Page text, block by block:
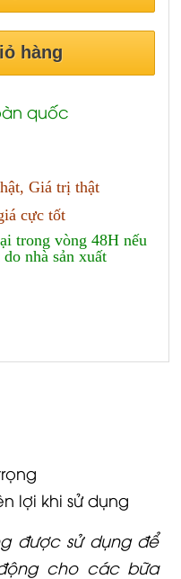
hàng
quốc
Giá trị thật
cực tốt
trong vòng 48H nếu
nhà sản xuất
lợi khi sử dụng
được sử dụng để
cho các bữa